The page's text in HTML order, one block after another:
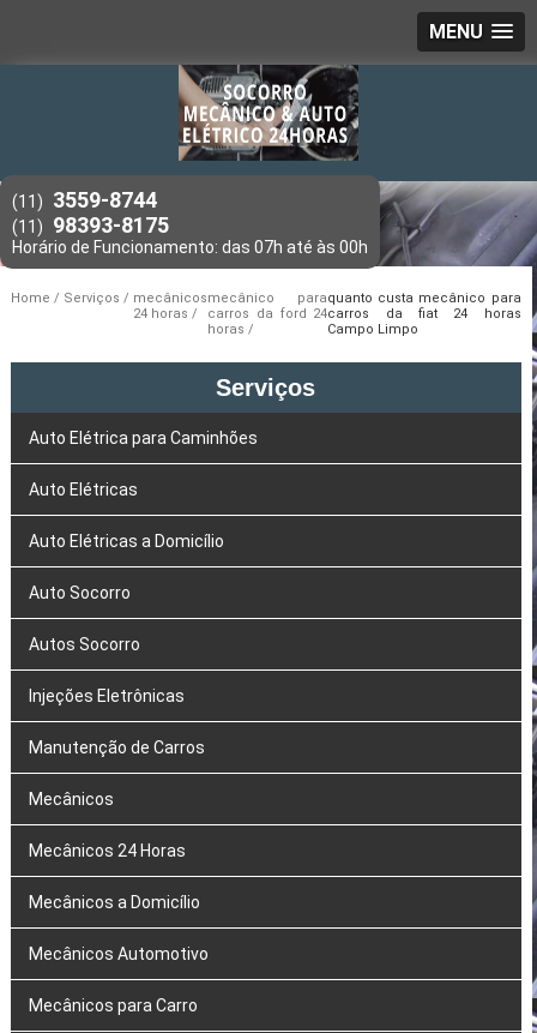
MENU
(11) 3559-8744
(11) 98393-8175
Home Serviços
mecânicos
24 horas
mecânico para
carros da ford 24
horas
quanto custa mecânico para
carros da fiat 24 horas
Campo Limpo
Serviços
Auto Elétrica para Caminhões
Auto Elétricas
Auto Elétricas a Domicílio
Auto Socorro
Autos Socorro
Injeções Eletrônicas
Manutenção de Carros
Mecânicos
Mecânicos 24 Horas
Mecânicos a Domicílio
Mecânicos Automotivo
Mecânicos para Carro